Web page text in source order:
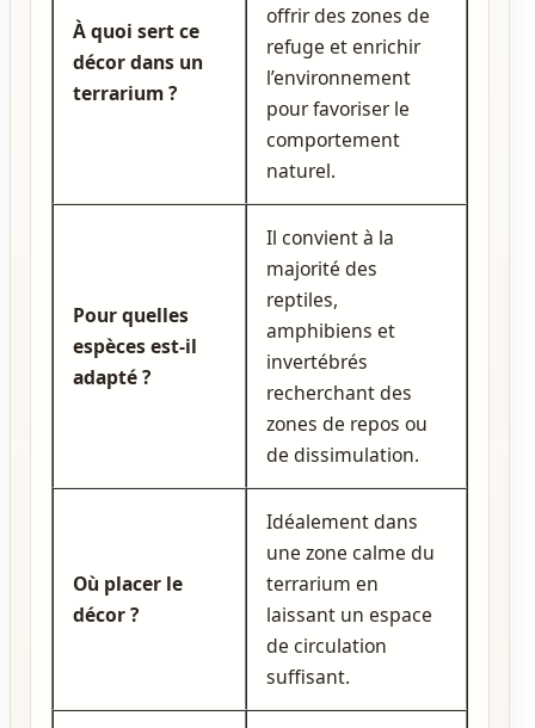
À quoi sert ce
décor dans un
terrarium ?
offrir des zones de
refuge et enrichir
l’environnement
pour favoriser le
comportement
naturel.
Pour quelles
espèces est‑il
adapté ?
Il convient à la
majorité des
reptiles,
amphibiens et
invertébrés
recherchant des
zones de repos ou
de dissimulation.
Où placer le
décor ?
Idéalement dans
une zone calme du
terrarium en
laissant un espace
de circulation
suffisant.